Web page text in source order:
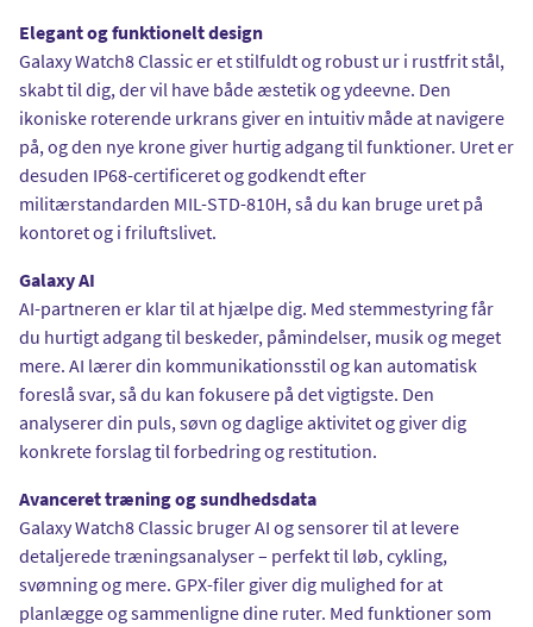
Elegant og funktionelt design
Galaxy Watch8 Classic er et stilfuldt og robust ur i rustfrit stål,
skabt til dig, der vil have både æstetik og ydeevne. Den
ikoniske roterende urkrans giver en intuitiv måde at navigere
på, og den nye krone giver hurtig adgang til funktioner. Uret er
desuden IP68-certificeret og godkendt efter
militærstandarden MIL-STD-810H, så du kan bruge uret på
kontoret og i friluftslivet.
Galaxy AI
AI-partneren er klar til at hjælpe dig. Med stemmestyring får
du hurtigt adgang til beskeder, påmindelser, musik og meget
mere. AI lærer din kommunikationsstil og kan automatisk
foreslå svar, så du kan fokusere på det vigtigste. Den
analyserer din puls, søvn og daglige aktivitet og giver dig
konkrete forslag til forbedring og restitution.
Avanceret træning og sundhedsdata
Galaxy Watch8 Classic bruger AI og sensorer til at levere
detaljerede træningsanalyser – perfekt til løb, cykling,
svømning og mere. GPX-filer giver dig mulighed for at
planlægge og sammenligne dine ruter. Med funktioner som